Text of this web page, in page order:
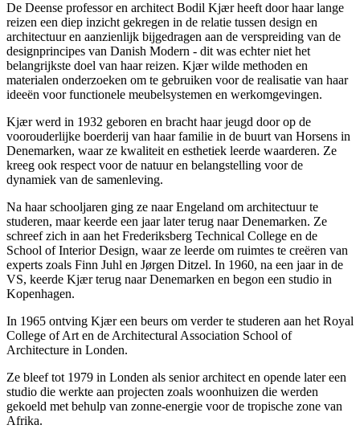
De Deense professor en architect Bodil Kjær heeft door haar lange
reizen een diep inzicht gekregen in de relatie tussen design en
architectuur en aanzienlijk bijgedragen aan de verspreiding van de
designprincipes van Danish Modern - dit was echter niet het
belangrijkste doel van haar reizen. Kjær wilde methoden en
materialen onderzoeken om te gebruiken voor de realisatie van haar
ideeën voor functionele meubelsystemen en werkomgevingen.
Kjær werd in 1932 geboren en bracht haar jeugd door op de
voorouderlijke boerderij van haar familie in de buurt van Horsens in
Denemarken, waar ze kwaliteit en esthetiek leerde waarderen. Ze
kreeg ook respect voor de natuur en belangstelling voor de
dynamiek van de samenleving.
Na haar schooljaren ging ze naar Engeland om architectuur te
studeren, maar keerde een jaar later terug naar Denemarken. Ze
schreef zich in aan het Frederiksberg Technical College en de
School of Interior Design, waar ze leerde om ruimtes te creëren van
experts zoals Finn Juhl en Jørgen Ditzel. In 1960, na een jaar in de
VS, keerde Kjær terug naar Denemarken en begon een studio in
Kopenhagen.
In 1965 ontving Kjær een beurs om verder te studeren aan het Royal
College of Art en de Architectural Association School of
Architecture in Londen.
Ze bleef tot 1979 in Londen als senior architect en opende later een
studio die werkte aan projecten zoals woonhuizen die werden
gekoeld met behulp van zonne-energie voor de tropische zone van
Afrika.